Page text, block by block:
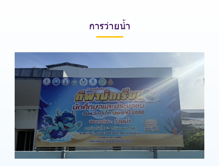
การว่ายน้ำ